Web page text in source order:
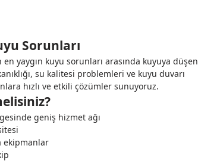
Sorunları
en yaygın kuyu sorunları arasında kuyuya düşen
su kalitesi problemleri ve kuyu duvarı
hızlı ve etkili çözümler sunuyoruz.
geniş hizmet ağı
ekipmanlar